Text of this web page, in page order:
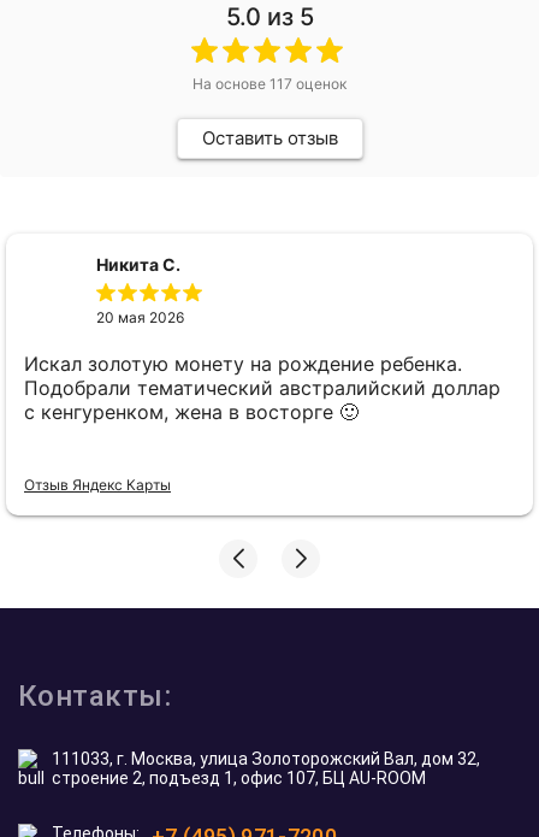
5.0 из 5
На основе 117 оценок
Оставить отзыв
Никита С.
20 мая 2026
Искал золотую монету на рождение ребенка.
Подобрали тематический австралийский доллар
с кенгуренком, жена в восторге 🙂
Отзыв Яндекс Карты
Контакты:
111033, г. Москва, улица Золоторожский Вал, дом 32,
строение 2, подъезд 1, офис 107, БЦ AU-ROOM
Телефоны: